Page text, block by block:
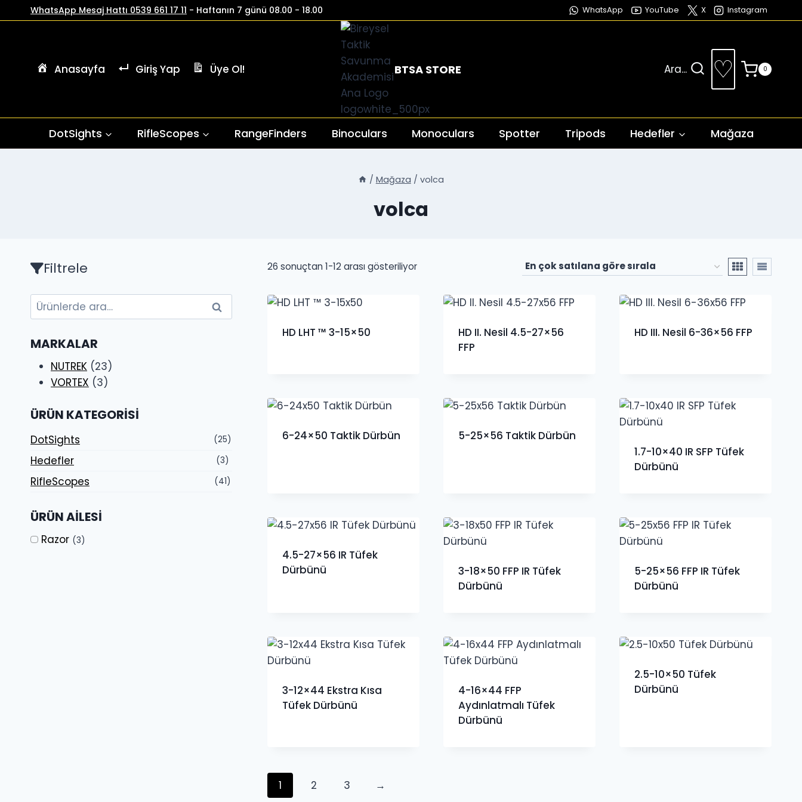
İçeriğe
geç
WhatsApp Mesaj Hattı 0539 661 17 11 - Haftanın 7 günü 08.00 - 18.00 WhatsApp YouTube X Instagram
Anasayfa Giriş Yap Üye Ol! BTSA STORE Ara... ♡ 0
DotSights RifleScopes RangeFinders Binoculars Monoculars Spotter Tripods Hedefler Mağaza
/ Mağaza / volca
volca
26 sonuçtan 1-12 arası gösteriliyorPopülerliğe
sıralandı
HD LHT ™ 3-15×50
HD II. Nesil 4.5-27×56
FFP
HD III. Nesil 6-36×56 FFP
6-24×50 Taktik Dürbün
5-25×56 Taktik Dürbün
1.7-10×40 IR SFP Tüfek
Dürbünü
4.5-27×56 IR Tüfek
Dürbünü
3-18×50 FFP IR Tüfek
Dürbünü
5-25×56 FFP IR Tüfek
Dürbünü
3-12×44 Ekstra Kısa
Tüfek Dürbünü
4-16×44 FFP
Aydınlatmalı Tüfek
Dürbünü
2.5-10×50 Tüfek
Dürbünü
1 2 3 →
Filtrele
Ara: Ara
MARKALAR
NUTREK (23)
VORTEX (3)
ÜRÜN KATEGORISI
DotSights (25)
Hedefler (3)
RifleScopes (41)
ÜRÜN AILESI
Razor (3)